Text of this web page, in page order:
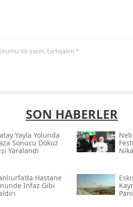
siz yazın, tartışalım *
SON HABERLER
Yayla Yolunda
Sonucu Dokuz
Yaralandı
Hastane
Infaz Gibi